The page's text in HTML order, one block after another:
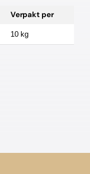
Verpakt per
10 kg